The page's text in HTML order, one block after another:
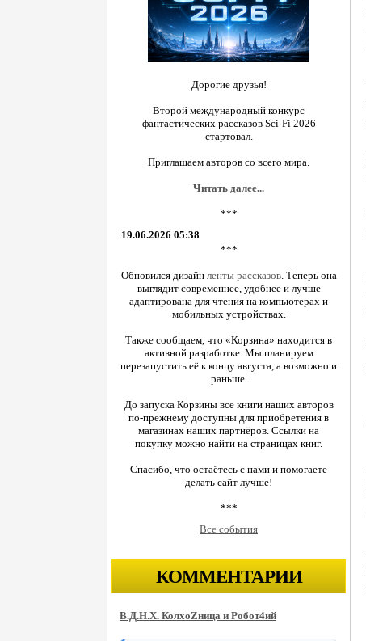
Дорогие друзья!
Второй международный конкурс
фантастических рассказов Sci-Fi 2026
стартовал.
Приглашаем авторов со всего мира.
Читать далее...
***
19.06.2026 05:38
***
Обновился дизайн ленты рассказов. Теперь она
выглядит современнее, удобнее и лучше
адаптирована для чтения на компьютерах и
мобильных устройствах.
Также сообщаем, что «Корзина» находится в
активной разработке. Мы планируем
перезапустить её к концу августа, а возможно и
раньше.
До запуска Корзины все книги наших авторов
по-прежнему доступны для приобретения в
магазинах наших партнёров. Ссылки на
покупку можно найти на страницах книг.
Спасибо, что остаётесь с нами и помогаете
делать сайт лучше!
***
Все события
КОММЕНТАРИИ
В.Д.Н.Х. КолхоZница и Робот4ий